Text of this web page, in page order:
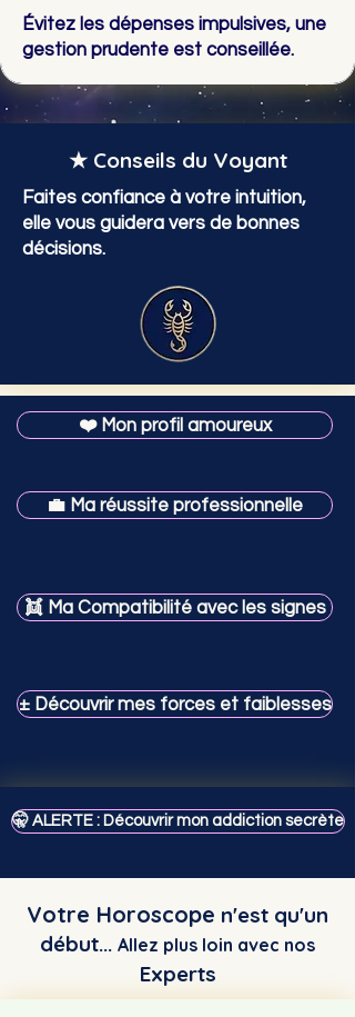
Évitez les dépenses impulsives, une
gestion prudente est conseillée.
★ Conseils du Voyant
Faites confiance à votre intuition,
elle vous guidera vers de bonnes
décisions.
❤️ Mon profil amoureux
💼 Ma réussite professionnelle
👯 Ma Compatibilité avec les signes
± Découvrir mes forces et faiblesses
🤫 ALERTE : Découvrir mon addiction secrète
Votre Horoscope n'est qu'un
début... Allez plus loin avec nos
Experts